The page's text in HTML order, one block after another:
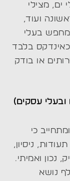
מצילי
ועוד,
בעלי
בלבד
או בודק
כי
ניסיון,
נכון ואמיתי.
נושא